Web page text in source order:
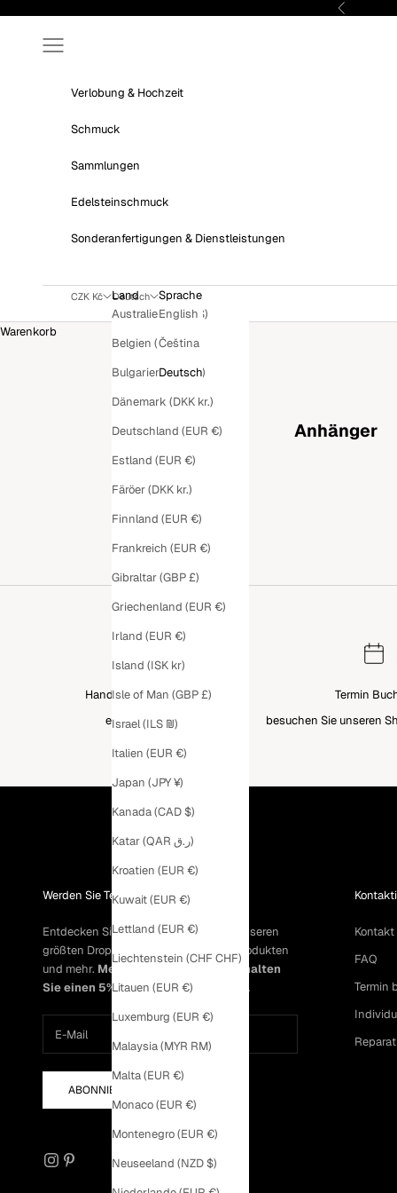
Zurück
Menü
Verlobung & Hochzeit
Schmuck
Sammlungen
Edelsteinschmuck
Sonderanfertigungen & Dienstleistungen
CZK Kč
Land
Australien (AUD $)
Belgien (EUR €)
Bulgarien (EUR €)
Dänemark (DKK kr.)
Deutschland (EUR €)
Estland (EUR €)
Färöer (DKK kr.)
Finnland (EUR €)
Frankreich (EUR €)
Gibraltar (GBP £)
Griechenland (EUR €)
Irland (EUR €)
Island (ISK kr)
Isle of Man (GBP £)
Israel (ILS ₪)
Italien (EUR €)
Japan (JPY ¥)
Kanada (CAD $)
Katar (QAR ر.ق)
Kroatien (EUR €)
Kuwait (EUR €)
Lettland (EUR €)
Liechtenstein (CHF CHF)
Litauen (EUR €)
Luxemburg (EUR €)
Malaysia (MYR RM)
Malta (EUR €)
Monaco (EUR €)
Montenegro (EUR €)
Neuseeland (NZD $)
Deutsch
Sprache
English
Čeština
Deutsch
Warenkorb
Anhänger
Handgefertigter Schmuck
entworfen in Prag.
Termin
besuchen Sie unseren
Werden Sie Teil unserer Community
Entdecken Sie exklusiven Zugang zu unseren
größten Drops, Aktionen, exklusiven Produkten
und mehr. Melden Sie sich an und erhalten
Sie einen 5% Rabattcode per E-Mail.
ABONNIEREN
Kontakt
FAQ
Termin